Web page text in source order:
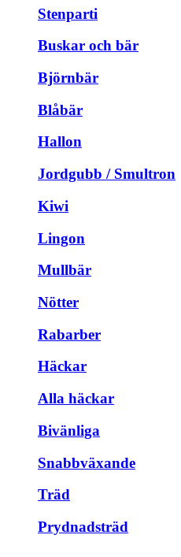
Stenparti
Buskar och bär
Björnbär
Blåbär
Hallon
Jordgubb / Smultron
Kiwi
Lingon
Mullbär
Nötter
Rabarber
Häckar
Alla häckar
Bivänliga
Snabbväxande
Träd
Prydnadsträd